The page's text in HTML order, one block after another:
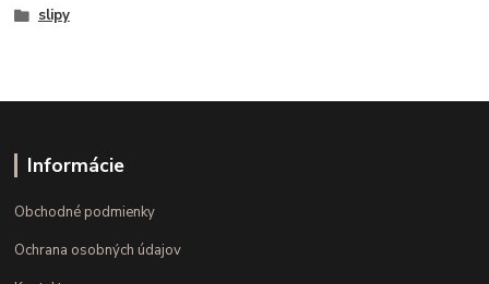
slipy
Informácie
Obchodné podmienky
Ochrana osobných údajov